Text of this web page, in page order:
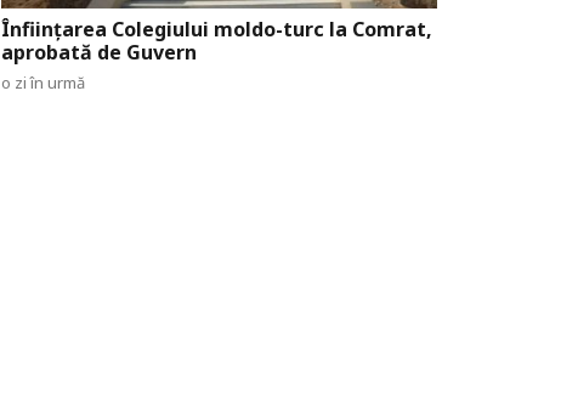
Înființarea Colegiului moldo-turc la Comrat,
aprobată de Guvern
o zi în urmă